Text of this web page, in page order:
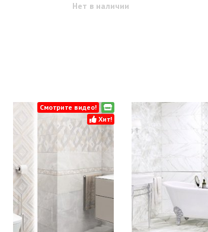
Нет в наличии
Смотрите видео!
Хит!